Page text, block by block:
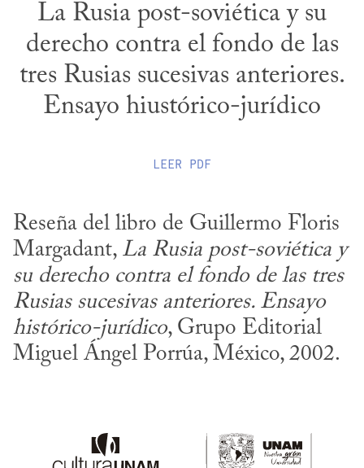
La Rusia post-soviética y su
derecho contra el fondo de las
tres Rusias sucesivas anteriores.
Ensayo hiustórico-jurídico
LEER PDF
Reseña del libro de Guillermo Floris
Margadant, La Rusia post-soviética y
su derecho contra el fondo de las tres
Rusias sucesivas anteriores. Ensayo
histórico-jurídico, Grupo Editorial
Miguel Ángel Porrúa, México, 2002.